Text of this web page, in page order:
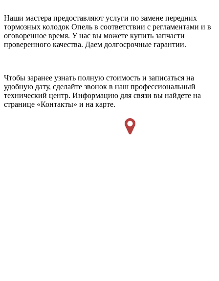
Наши мастера предоставляют услуги по замене передних
тормозных колодок Опель в соответствии с регламентами и в
оговоренное время. У нас вы можете купить запчасти
проверенного качества. Даем долгосрочные гарантии.
Чтобы заранее узнать полную стоимость и записаться на
удобную дату, сделайте звонок в наш профессиональный
технический центр. Информацию для связи вы найдете на
странице «Контакты» и на карте.